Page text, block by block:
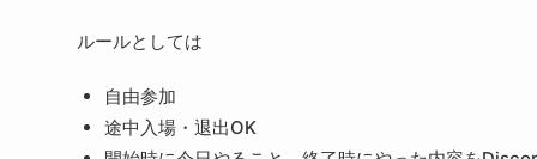
ルールとしては
自由参加
途中入場・退出OK